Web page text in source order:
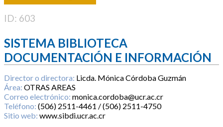
ID: 603
SISTEMA BIBLIOTECA
DOCUMENTACIÓN E INFORMACIÓN
Director o directora: Licda. Mónica Córdoba Guzmán
Área: OTRAS AREAS
Correo electrónico: monica.cordoba@ucr.ac.cr
Teléfono: (506) 2511-4461 / (506) 2511-4750
Sitio web: www.sibdi.ucr.ac.cr